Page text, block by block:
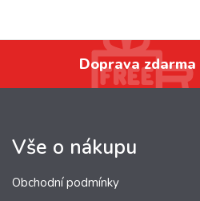
Doprava zdarma
Vše o nákupu
Obchodní podmínky